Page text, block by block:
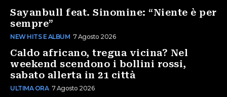
Sayanbull feat. Sinomine: “Niente è per
sempre”
NEW HITS E ALBUM 7 Agosto 2026
Caldo africano, tregua vicina? Nel
weekend scendono i bollini rossi,
sabato allerta in 21 città
ULTIMA ORA 7 Agosto 2026